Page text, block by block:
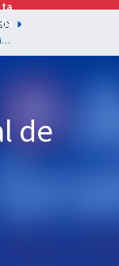
Câmara Municipal de Morrinhos/GO - Assistente Administrativo
de